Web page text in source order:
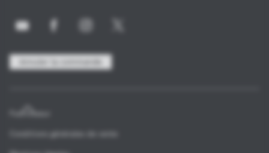
Conditions générales de vente